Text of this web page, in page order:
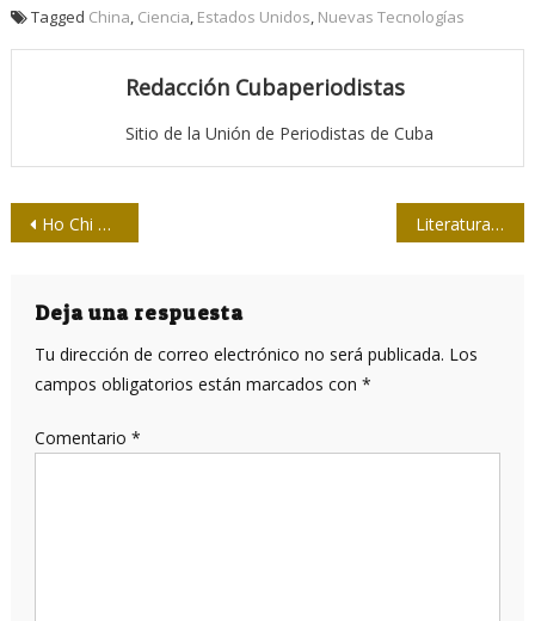
Tagged China Ciencia Estados Unidos Nuevas Tecnologías
Redacción Cubaperiodistas
Sitio de la Unión de Periodistas de Cuba
Navegación
entradas
Ho Chi Minh y la lucha contra los imperialismos japonés, francés y estadounidense Literatura y periodismo en la América Latina
Deja una respuesta
Tu dirección de correo electrónico no será publicada. Los
campos obligatorios están marcados con *
Comentario *